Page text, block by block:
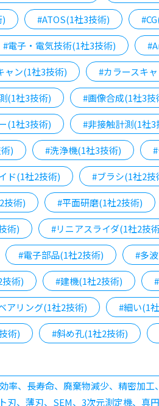
#ATOS(1社3技術)
#電子・電気技術(1社3技術)
ャン(1社3技術) #カラースキ
(1社3技術) #画像合成(1社3技
(1社3技術) #非接触計測(1社3
) #洗浄機(1社3技術)
ド(1社2技術) #ブラシ(1社2技
技術) #平面研磨(1社2技術)
術) #リニアスライダ(1社2技
#電子部品(1社2技術) #多
術) #建機(1社2技術)
アリング(1社2技術) #細い(1
術) #斜め孔(1社2技術)
、長寿命、廃棄物減少、精密加
刃、薄刃、SEM、3次元測定機、真